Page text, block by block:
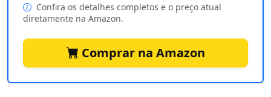
Confira os detalhes completos e o preço atual
diretamente na Amazon.
Comprar na Amazon